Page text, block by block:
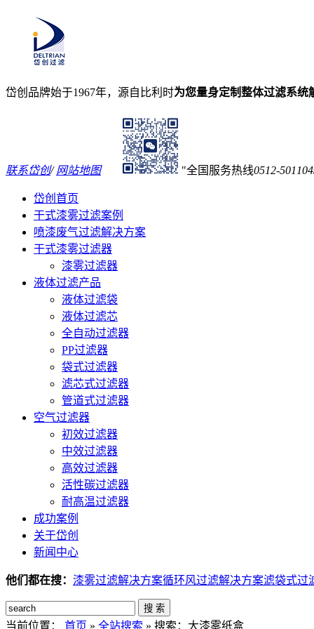
岱创品牌始于1967年，源自比利时为您量身定制整体过滤系统
联系岱创/网站地图 全国服务热线0512-
岱创首页
干式漆雾过滤案例
喷漆废气过滤解决方案
干式漆雾过滤器
漆雾过滤器
液体过滤产品
液体过滤袋
液体过滤芯
全自动过滤器
PP过滤器
袋式过滤器
滤芯式过滤器
管道式过滤器
空气过滤器
初效过滤器
中效过滤器
高效过滤器
活性碳过滤器
耐高温过滤器
成功案例
关于岱创
新闻中心
他们都在搜： 漆雾过滤解决方案循环风过滤解决方案滤袋式过
搜 索
当前位置： 首页 » 全站搜索 » 搜索：大漆雾纸盒